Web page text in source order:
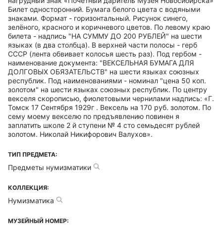
Билет односторонний. Бумага белого цвета с водяными
знаками. Формат - горизонтальный. Рисунок синего,
зелёного, красного и коричневого цветов. По левому краю
билета - надпись "НА СУММУ ДО 200 РУБЛЕЙ" на шести
языках (в два столбца). В верхней части полосы - герб
СССР (лента обвивает колосья шесть раз). Под гербом -
наименование документа: "ВЕКСЕЛЬНАЯ БУМАГА ДЛЯ
ДОЛГОВЫХ ОБЯЗАТЕЛЬСТВ" на шести языках союзных
республик. Под наименованиями - номинал "цена 50 коп.
золотом" на шести языках союзных республик. По центру
векселя скорописью, фиолетовыми чернилами надпись: «Г.
Томск 17 Сентября 1929г . Вексель на 170 руб. золотом. По
сему моему векселю по предъявлению повинен я
заплатить школе 2 й ступени № 4 сто семьдесят рублей
золотом. Николай Никифорович Валухов».
ТИП ПРЕДМЕТА:
Предметы нумизматики
КОЛЛЕКЦИЯ:
Нумизматика
МУЗЕЙНЫЙ НОМЕР: